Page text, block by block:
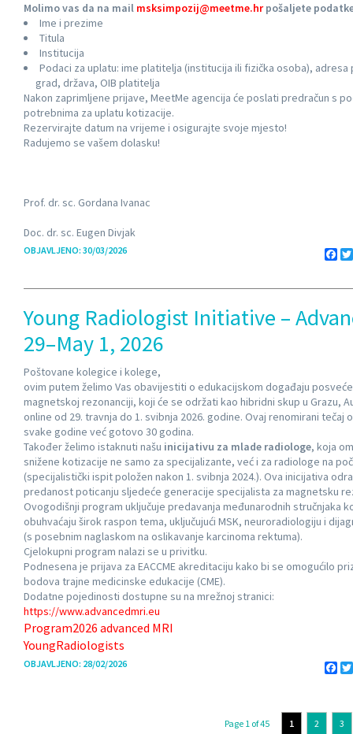
Molimo vas da na mail msksimpozij@meetme.hr pošaljete
Ime i prezime
Titula
Institucija
Podaci za uplatu: ime platitelja (institucija ili fizička osoba), adresa
grad, država, OIB platitelja
Nakon zaprimljene prijave, MeetMe agencija će poslati predračun s
potrebnima za uplatu kotizacije.
Rezervirajte datum na vrijeme i osigurajte svoje mjesto!
Radujemo se vašem dolasku!
Prof. dr. sc. Gordana Ivanac
Doc. dr. sc. Eugen Divjak
OBJAVLJENO: 30/03/2026
Young Radiologist Initiative –
29–May 1, 2026
Poštovane kolegice i kolege,
ovim putem želimo Vas obavijestiti o edukacijskom događaju
magnetskoj rezonanciji, koji će se održati kao hibridni skup u Grazu,
online od 29. travnja do 1. svibnja 2026. godine. Ovaj renomirani tečaj
svake godine već gotovo 30 godina.
Također želimo istaknuti našu inicijativu za mlade radiologe, koja
snižene kotizacije ne samo za specijalizante, već i za radiologe na
(specijalistički ispit položen nakon 1. svibnja 2024.). Ova inicijativa
predanost poticanju sljedeće generacije specijalista za magnetsku
Ovogodišnji program uključuje predavanja međunarodnih stručnjaka
obuhvaćaju širok raspon tema, uključujući MSK, neuroradiologiju i
(s posebnim naglaskom na oslikavanje karcinoma rektuma).
Cjelokupni program nalazi se u privitku.
Podnesena je prijava za EACCME akreditaciju kako bi se omogućilo
bodova trajne medicinske edukacije (CME).
Dodatne pojedinosti dostupne su na mrežnoj stranici:
https://www.advancedmri.eu
Program2026 advanced MRI
YoungRadiologists
OBJAVLJENO: 28/02/2026
Page 1 of 45 1 2 3